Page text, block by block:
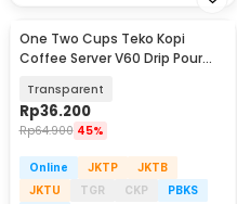
One Two Cups Teko Kopi
Coffee Server V60 Drip Pour
Transparent
Rp36.200
Rp64.900 45%
Online JKTP
JKTB
JKTU
TGR CKP
PBKS